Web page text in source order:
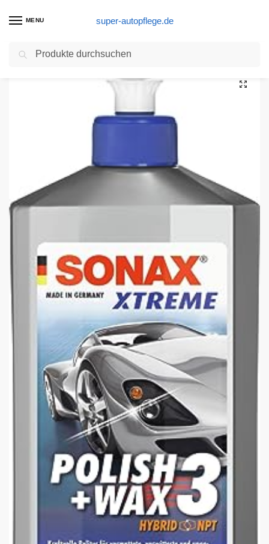
MENU super-autopflege.de
Start Autolack Produkte / SONAX XTREME Polish+Wax 3 Hybrid NPT (500 ml) zum Abtragen verwitterter Lackschichten und Auffrischen matter Farben | Art-Nr. 02022000